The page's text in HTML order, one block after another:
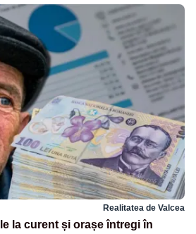
Realitatea de Valcea
la curent și orașe întregi în